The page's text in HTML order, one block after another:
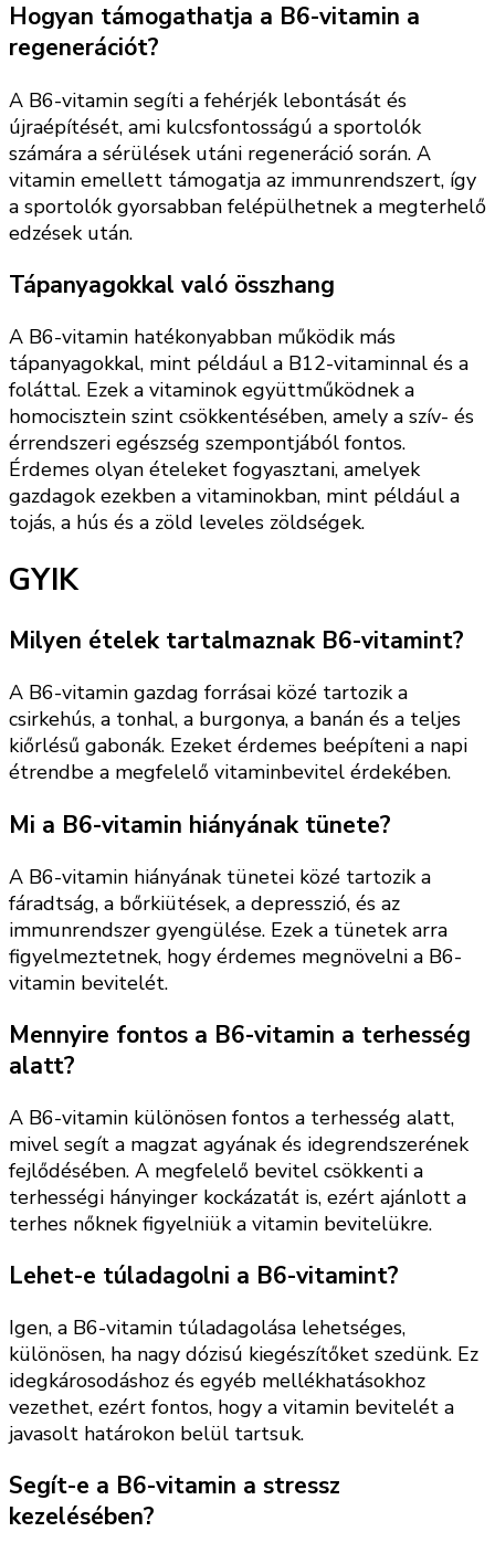
Hogyan támogathatja a B6-vitamin a
regenerációt?
A B6-vitamin segíti a fehérjék lebontását és
újraépítését, ami kulcsfontosságú a sportolók
számára a sérülések utáni regeneráció során. A
vitamin emellett támogatja az immunrendszert, így
a sportolók gyorsabban felépülhetnek a megterhelő
edzések után.
Tápanyagokkal való összhang
A B6-vitamin hatékonyabban működik más
tápanyagokkal, mint például a B12-vitaminnal és a
foláttal. Ezek a vitaminok együttműködnek a
homocisztein szint csökkentésében, amely a szív- és
érrendszeri egészség szempontjából fontos.
Érdemes olyan ételeket fogyasztani, amelyek
gazdagok ezekben a vitaminokban, mint például a
tojás, a hús és a zöld leveles zöldségek.
GYIK
Milyen ételek tartalmaznak B6-vitamint?
A B6-vitamin gazdag forrásai közé tartozik a
csirkehús, a tonhal, a burgonya, a banán és a teljes
kiőrlésű gabonák. Ezeket érdemes beépíteni a napi
étrendbe a megfelelő vitaminbevitel érdekében.
Mi a B6-vitamin hiányának tünete?
A B6-vitamin hiányának tünetei közé tartozik a
fáradtság, a bőrkiütések, a depresszió, és az
immunrendszer gyengülése. Ezek a tünetek arra
figyelmeztetnek, hogy érdemes megnövelni a B6-
vitamin bevitelét.
Mennyire fontos a B6-vitamin a terhesség
alatt?
A B6-vitamin különösen fontos a terhesség alatt,
mivel segít a magzat agyának és idegrendszerének
fejlődésében. A megfelelő bevitel csökkenti a
terhességi hányinger kockázatát is, ezért ajánlott a
terhes nőknek figyelniük a vitamin bevitelükre.
Lehet-e túladagolni a B6-vitamint?
Igen, a B6-vitamin túladagolása lehetséges,
különösen, ha nagy dózisú kiegészítőket szedünk. Ez
idegkárosodáshoz és egyéb mellékhatásokhoz
vezethet, ezért fontos, hogy a vitamin bevitelét a
javasolt határokon belül tartsuk.
Segít-e a B6-vitamin a stressz
kezelésében?